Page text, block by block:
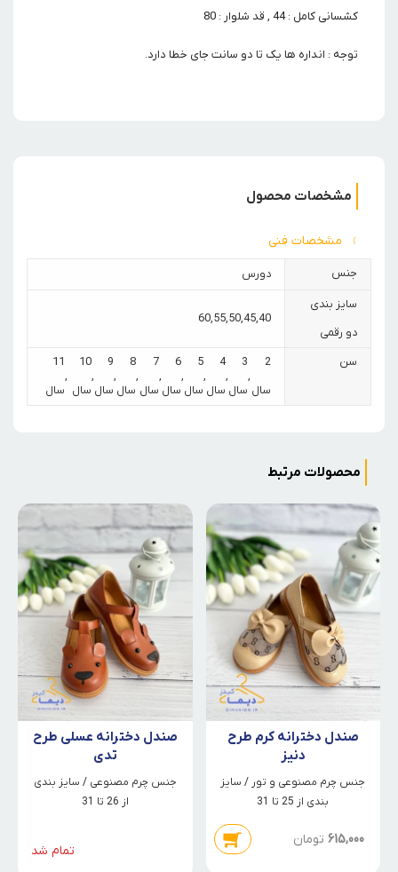
کشسانی کامل : 44 , قد شلوار : 80
توجه : انداره ها یک تا دو سانت جای خطا دارد.
مشخصات محصول
مشخصات فنی
جنس دورس
سایز بندی
دو رقمی
40
,
45
,
50
,
55
,
60
سن
2
سال
,
3
سال
,
4
سال
,
5
سال
,
6
سال
,
7
سال
,
8
سال
,
9
سال
,
10
سال
,
11
سال
محصولات مرتبط
صندل دخترانه کرم طرح
دنیز
جنس چرم مصنوعی و تور / سایز
بندی از 25 تا 31
615,000 تومان
صندل دخترانه عسلی طرح
تدی
جنس چرم مصنوعی / سایز بندی
از 26 تا 31
تمام شد